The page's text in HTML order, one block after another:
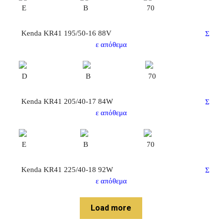
E B 70
Kenda KR41 195/50-16 88V
Σ
ε απόθεμα
D B 70
Kenda KR41 205/40-17 84W
Σ
ε απόθεμα
E B 70
Kenda KR41 225/40-18 92W
Σ
ε απόθεμα
Load more